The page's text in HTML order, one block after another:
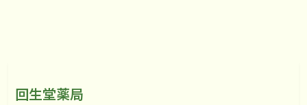
回生堂薬局